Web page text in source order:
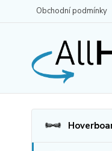
Obchodní podmínky